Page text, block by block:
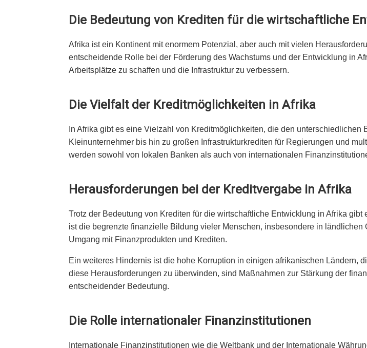
Die Bedeutung von Krediten für die wirtschaftliche
Afrika ist ein Kontinent mit enormem Potenzial, aber auch mit vielen
entscheidende Rolle bei der Förderung des Wachstums und der Entwicklung in
Arbeitsplätze zu schaffen und die Infrastruktur zu verbessern.
Die Vielfalt der Kreditmöglichkeiten in Afrika
In Afrika gibt es eine Vielzahl von Kreditmöglichkeiten, die den
Kleinunternehmer bis hin zu großen Infrastrukturkrediten für Regierungen und
werden sowohl von lokalen Banken als auch von internationalen
Herausforderungen bei der Kreditvergabe in Afrika
Trotz der Bedeutung von Krediten für die wirtschaftliche Entwicklung in Afrika
ist die begrenzte finanzielle Bildung vieler Menschen, insbesondere in
Umgang mit Finanzprodukten und Krediten.
Ein weiteres Hindernis ist die hohe Korruption in einigen afrikanischen Ländern,
diese Herausforderungen zu überwinden, sind Maßnahmen zur Stärkung der
entscheidender Bedeutung.
Die Rolle internationaler Finanzinstitutionen
Internationale Finanzinstitutionen wie die Weltbank und der Internationale